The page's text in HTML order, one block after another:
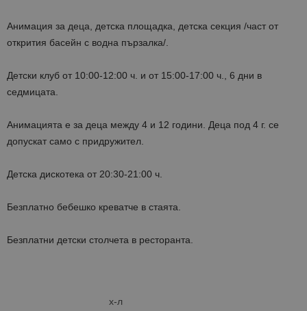
Анимация за деца, детска площадка, детска секция /част от
открития басейн с водна пързалка/.
Детски клуб от 10:00-12:00 ч. и от 15:00-17:00 ч., 6 дни в
седмицата.
Анимацията е за деца между 4 и 12 години. Деца под 4 г. се
допускат само с придружител.
Детска дискотека от 20:30-21:00 ч.
Безплатно бебешко креватче в стаята.
Безплатни детски столчета в ресторанта.
х-л